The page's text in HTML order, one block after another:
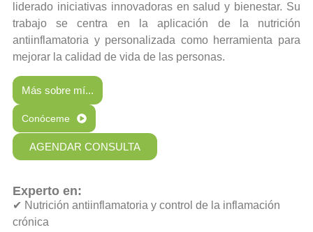
liderado iniciativas innovadoras en salud y bienestar. Su
trabajo se centra en la aplicación de la nutrición
antiinflamatoria y personalizada como herramienta para
mejorar la calidad de vida de las personas.
Más sobre mí...
Conóceme
AGENDAR CONSULTA
Experto en:
✔︎ Nutrición antiinflamatoria y control de la inflamación
crónica